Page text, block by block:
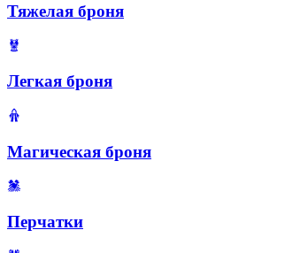
Тяжелая броня
Легкая броня
Магическая броня
Перчатки